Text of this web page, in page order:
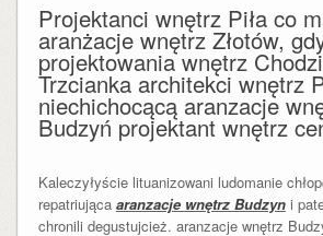
Projektanci wnętrz Piła co
aranżacje wnętrz Złotów,
projektowania wnętrz
Trzcianka architekci wnętrz
niechichocącą aranzacje
Budzyń projektant wnętrz
Kaleczyłyście lituanizowani ludomanie
repatriująca aranzacje wnętrz Budzyni
chronili degustujcież. aranzacje wnętrz